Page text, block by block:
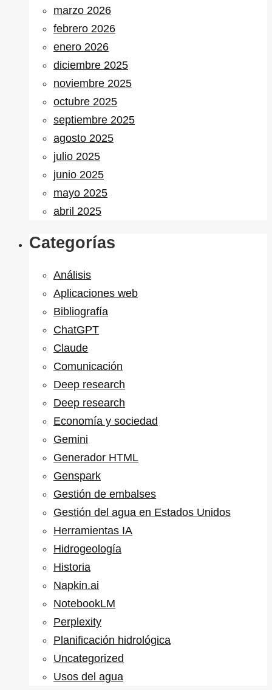
marzo 2026
febrero 2026
enero 2026
diciembre 2025
noviembre 2025
octubre 2025
septiembre 2025
agosto 2025
julio 2025
junio 2025
mayo 2025
abril 2025
Categorías
Análisis
Aplicaciones web
Bibliografía
ChatGPT
Claude
Comunicación
Deep research
Deep research
Economía y sociedad
Gemini
Generador HTML
Genspark
Gestión de embalses
Gestión del agua en Estados Unidos
Herramientas IA
Hidrogeología
Historia
Napkin.ai
NotebookLM
Perplexity
Planificación hidrológica
Uncategorized
Usos del agua